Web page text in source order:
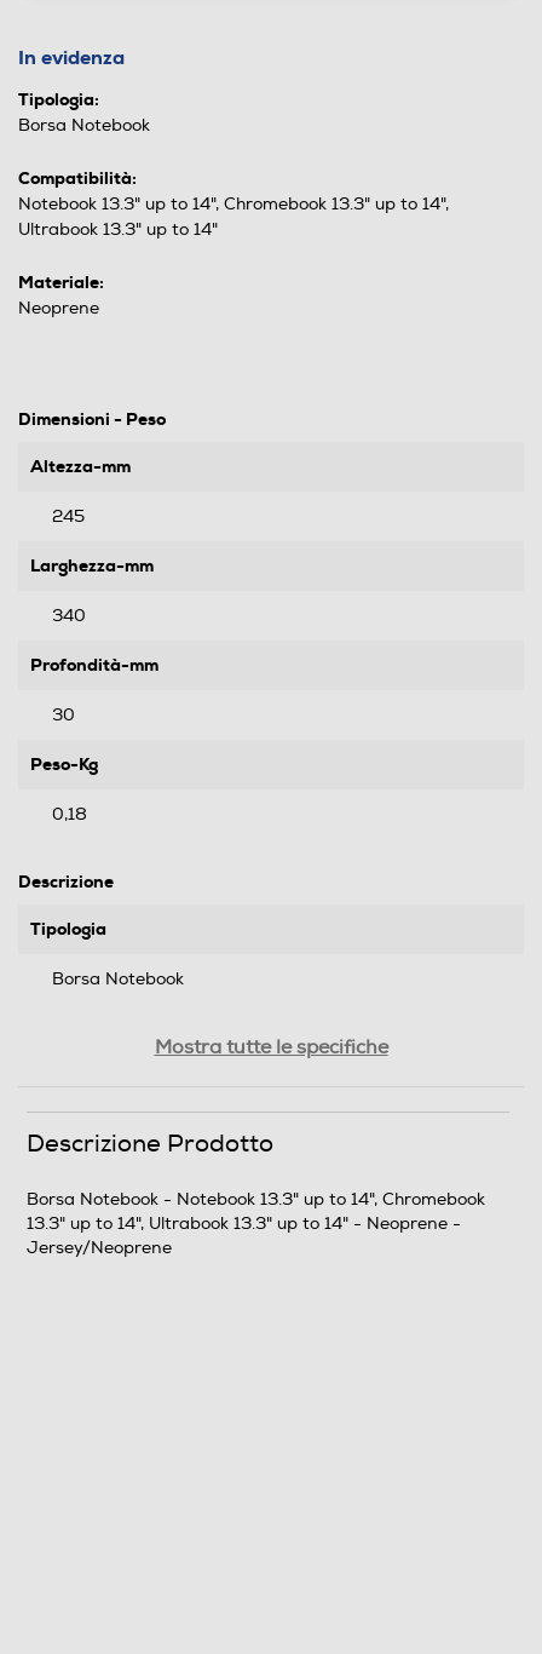
In evidenza
Tipologia:
Borsa Notebook
Compatibilità:
Notebook 13.3" up to 14", Chromebook 13.3" up to 14",
Ultrabook 13.3" up to 14"
Materiale:
Neoprene
Dimensioni - Peso
Altezza-mm
245
Larghezza-mm
340
Profondità-mm
30
Peso-Kg
0,18
Descrizione
Tipologia
Borsa Notebook
Materiale
Neoprene
Descrizione materiale
Mostra tutte le specifiche
Descrizione Prodotto
Borsa Notebook - Notebook 13.3" up to 14", Chromebook
13.3" up to 14", Ultrabook 13.3" up to 14" - Neoprene -
Jersey/Neoprene